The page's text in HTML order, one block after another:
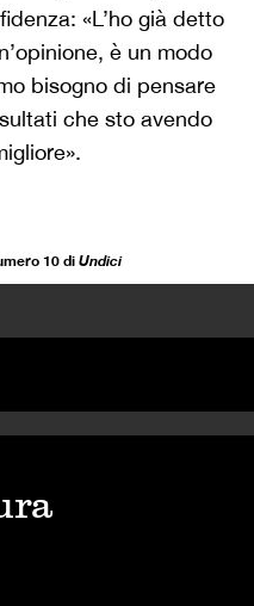
«L’ho già detto
è un modo
bisogno di pensare
che sto avendo
10 di Undici